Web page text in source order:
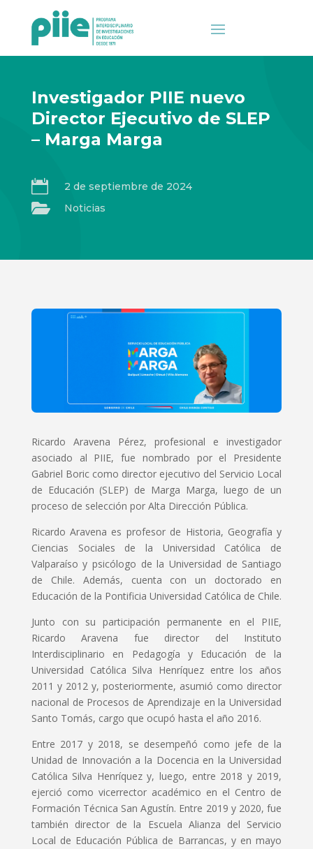
Investigador PIIE nuevo
Director Ejecutivo de SLEP
– Marga Marga
 2 de septiembre de 2024
 Noticias
Ricardo Aravena Pérez, profesional e investigador
asociado al PIIE, fue nombrado por el Presidente
Gabriel Boric como director ejecutivo del Servicio Local
de Educación (SLEP) de Marga Marga, luego de un
proceso de selección por Alta Dirección Pública.
Ricardo Aravena es profesor de Historia, Geografía y
Ciencias Sociales de la Universidad Católica de
Valparaíso y psicólogo de la Universidad de Santiago
de Chile. Además, cuenta con un doctorado en
Educación de la Pontificia Universidad Católica de Chile.
Junto con su participación permanente en el PIIE,
Ricardo Aravena fue director del Instituto
Interdisciplinario en Pedagogía y Educación de la
Universidad Católica Silva Henríquez entre los años
2011 y 2012 y, posteriormente, asumió como director
nacional de Procesos de Aprendizaje en la Universidad
Santo Tomás, cargo que ocupó hasta el año 2016.
Entre 2017 y 2018, se desempeñó como jefe de la
Unidad de Innovación a la Docencia en la Universidad
Católica Silva Henríquez y, luego, entre 2018 y 2019,
ejerció como vicerrector académico en el Centro de
Formación Técnica San Agustín. Entre 2019 y 2020, fue
también director de la Escuela Alianza del Servicio
Local de Educación Pública de Barrancas, y en mayo